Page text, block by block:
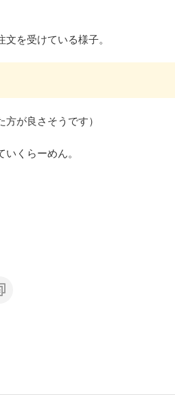
を受けている様子。
が良さそうです）
くらーめん。